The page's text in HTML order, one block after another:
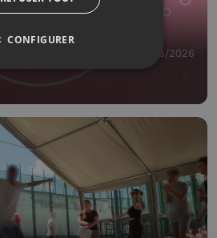
23/06/2026
CONFIGURER